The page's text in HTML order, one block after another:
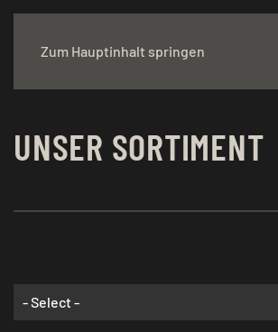
Zum Hauptinhalt springen
UNSER SORTIMENT